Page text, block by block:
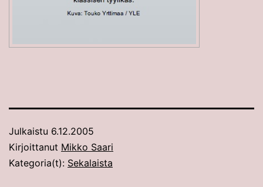
Julkaistu 6.12.2005
Kirjoittanut Mikko Saari
Kategoria(t): Sekalaista